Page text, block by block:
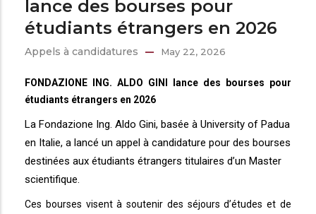
lance des bourses pour
étudiants étrangers en 2026
Appels à candidatures May 22, 2026
FONDAZIONE ING. ALDO GINI lance des bourses pour
étudiants étrangers en 2026
La Fondazione Ing. Aldo Gini, basée à University of Padua
en Italie, a lancé un appel à candidature pour des bourses
destinées aux étudiants étrangers titulaires d’un Master
scientifique.
Ces bourses visent à soutenir des séjours d’études et de